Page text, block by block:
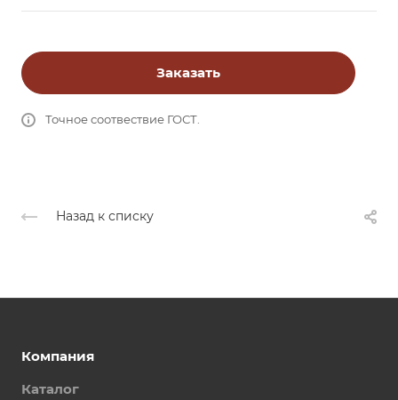
Заказать
Точное соотвествие ГОСТ.
Назад к списку
Компания
Каталог